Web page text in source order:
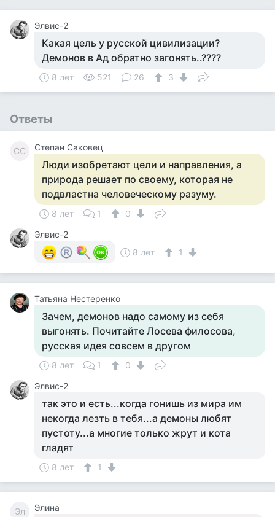
Элвис-2
Какая цель у русской цивилизации?
Демонов в Ад обратно загонять..????
8 лет 521 26 3
Ответы
СС Степан Саковец
Люди изобретают цели и направления, а
природа решает по своему, которая не
подвластна человеческому разуму.
8 лет 1
0
Элвис-2
8 лет
1
Татьяна Нестеренко
Зачем, демонов надо самому из себя
выгонять. Почитайте Лосева филосова,
русская идея совсем в другом
8 лет 1
0
Элвис-2
так это и есть...когда гонишь из мира им
некогда лезть в тебя...а демоны любят
пустоту...а многие только жрут и кота
гладят
8 лет 1
Эл Элина